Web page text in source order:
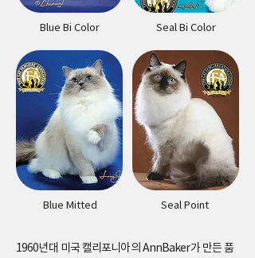
Blue Bi Color Seal Bi Color
Blue Mitted Seal Point
1960년대 미국 캘리포니아의 AnnBaker가 만든 품